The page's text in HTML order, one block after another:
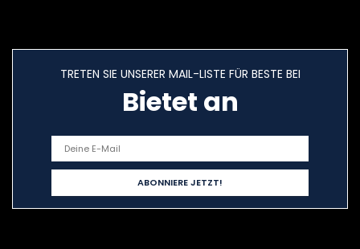
TRETEN SIE UNSERER MAIL-LISTE FÜR BESTE BEI
Bietet an